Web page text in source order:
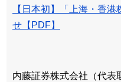
【日本初】「上海・香
せ【PDF】
内藤証券株式会社（代